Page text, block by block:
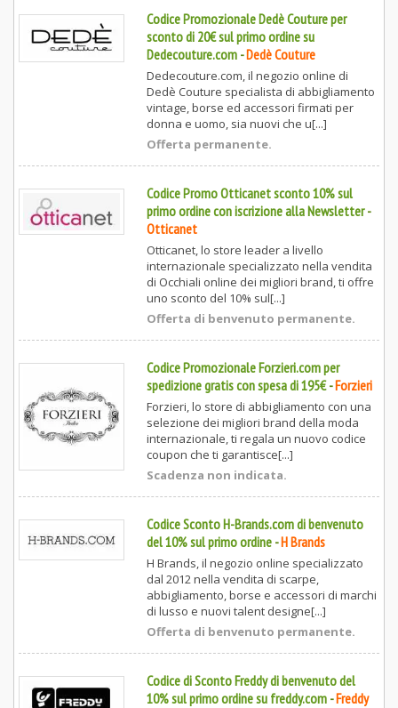
Codice Promozionale Dedè Couture per
sconto di 20€ sul primo ordine su
Dedecouture.com-Dedè Couture
Dedecouture.com, il negozio online di
Dedè Couture specialista di abbigliamento
vintage, borse ed accessori firmati per
donna e uomo, sia nuovi che u[...]
Offerta permanente.
Codice Promo Otticanet sconto 10% sul
primo ordine con iscrizione alla Newsletter-
Otticanet
Otticanet, lo store leader a livello
internazionale specializzato nella vendita
di Occhiali online dei migliori brand, ti offre
uno sconto del 10% sul[...]
Offerta di benvenuto permanente.
Codice Promozionale Forzieri.com per
spedizione gratis con spesa di 195€-Forzieri
Forzieri, lo store di abbigliamento con una
selezione dei migliori brand della moda
internazionale, ti regala un nuovo codice
coupon che ti garantisce[...]
Scadenza non indicata.
Codice Sconto H-Brands.com di benvenuto
del 10% sul primo ordine-H Brands
H Brands, il negozio online specializzato
dal 2012 nella vendita di scarpe,
abbigliamento, borse e accessori di marchi
di lusso e nuovi talent designe[...]
Offerta di benvenuto permanente.
Codice di Sconto Freddy di benvenuto del
10% sul primo ordine su freddy.com-Freddy